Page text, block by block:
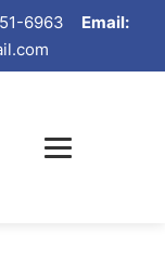
6963 Email: